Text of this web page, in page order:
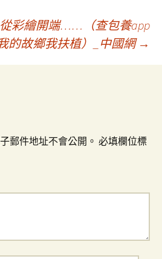
彩繪開端……（查包養app
的故鄉我扶植）_中國網 →
郵件地址不會公開。 必填欄位標